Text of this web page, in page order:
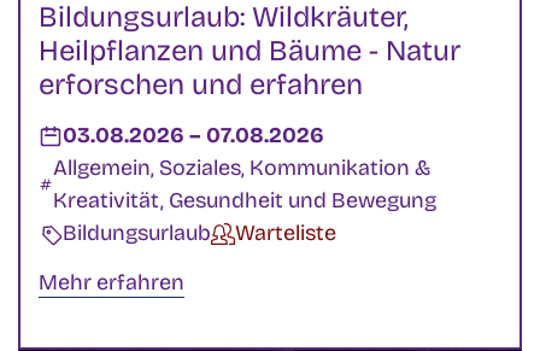
Bildungsurlaub: Wildkräuter,
Heilpflanzen und Bäume - Natur
erforschen und erfahren
Datum:
03.08.2026 – bis
07.08.2026
Kategorien:
Allgemein, Soziales, Kommunikation &
Kreativität, Gesundheit und Bewegung
Veranstaltungsart:
BildungsurlaubVerfügbarkeit:
Warteliste
Mehr erfahren